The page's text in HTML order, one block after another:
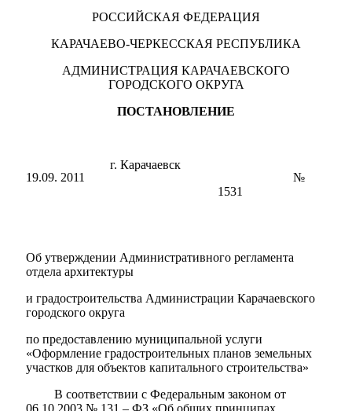
РОССИЙСКАЯ ФЕДЕРАЦИЯ
КАРАЧАЕВО-ЧЕРКЕССКАЯ РЕСПУБЛИКА
АДМИНИСТРАЦИЯ КАРАЧАЕВСКОГО
ГОРОДСКОГО ОКРУГА
ПОСТАНОВЛЕНИЕ
19.09. 2011
г. Карачаевск
№
1531
Об утверждении Административного регламента
отдела архитектуры
и градостроительства Администрации Карачаевского
городского округа
по предоставлению муниципальной услуги
«Оформление градостроительных планов земельных
участков для объектов капитального строительства»
В соответствии с Федеральным законом от
06.10.2003 № 131 – ФЗ «Об общих принципах